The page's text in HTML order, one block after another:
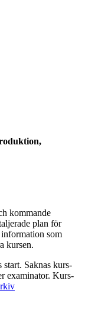
kommande
plan för
som
kursen.
Saknas kurs-
examinator. Kurs-